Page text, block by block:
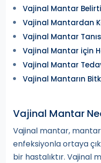
Vajinal Mantar
Vajinal Mantardan
Vajinal Mantar
Vajinal Mantar için
Vajinal Mantar
Vajinal Mantarın
Vajinal Mantar
Vajinal mantar,
enfeksiyonla ortaya
bir hastalıktır. Vajinal